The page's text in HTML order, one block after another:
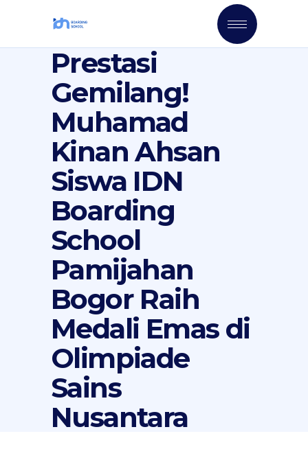
Prestasi
Gemilang!
Muhamad
Kinan Ahsan
Siswa IDN
Boarding
School
Pamijahan
Bogor Raih
Medali Emas di
Olimpiade
Sains
Nusantara